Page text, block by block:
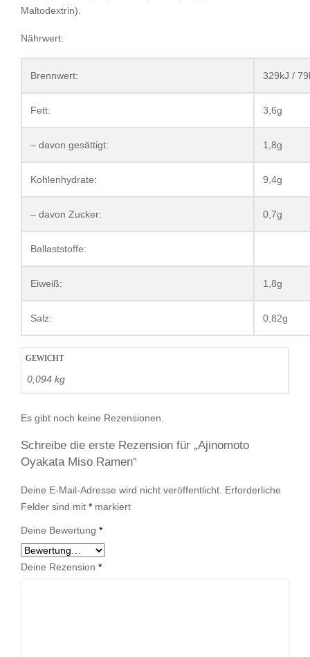
Maltodextrin).
Nährwert:
Brennwert: 329kJ /
Fett: 3,6g
– davon gesättigt: 1,8g
Kohlenhydrate: 9,4g
– davon Zucker: 0,7g
Ballaststoffe:
Eiweiß: 1,8g
Salz: 0,82g
GEWICHT
0,094 kg
Es gibt noch keine Rezensionen.
Schreibe die erste Rezension für „Ajinomoto
Oyakata Miso Ramen“
Deine E-Mail-Adresse wird nicht veröffentlicht. Erforderliche
Felder sind mit * markiert
Deine Bewertung *
Deine Rezension *